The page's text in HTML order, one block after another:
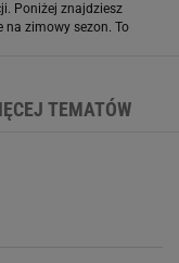
Poniżej znajdziesz
na zimowy sezon. To
TEMATÓW